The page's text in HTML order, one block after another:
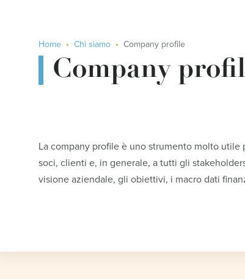
Home Chi siamo Company profile
Company
La company profile è uno strumento molto
soci, clienti e, in generale, a tutti gli
visione aziendale, gli obiettivi, i macro dati